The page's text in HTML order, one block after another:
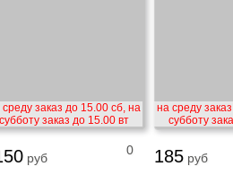
среду заказ до 15.00 сб, на
субботу заказ до 15.00 вт
руб
0
на среду
субботу
185 руб